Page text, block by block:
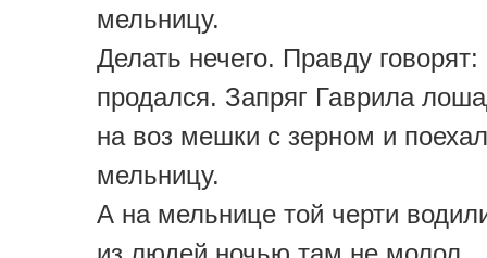
мельницу.
Делать нечего. Правду
продался. Запряг Гаврила
на воз мешки с зерном и
мельницу.
А на мельнице той черти